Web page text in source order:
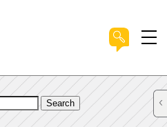
Search